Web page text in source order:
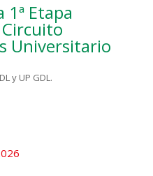
Etapa
Universitario
y UP GDL.